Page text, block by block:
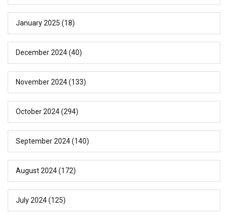
January 2025 (18)
December 2024(40)
November 2024(133)
October 2024(294)
September 2024(140)
August 2024(172)
July 2024(125)